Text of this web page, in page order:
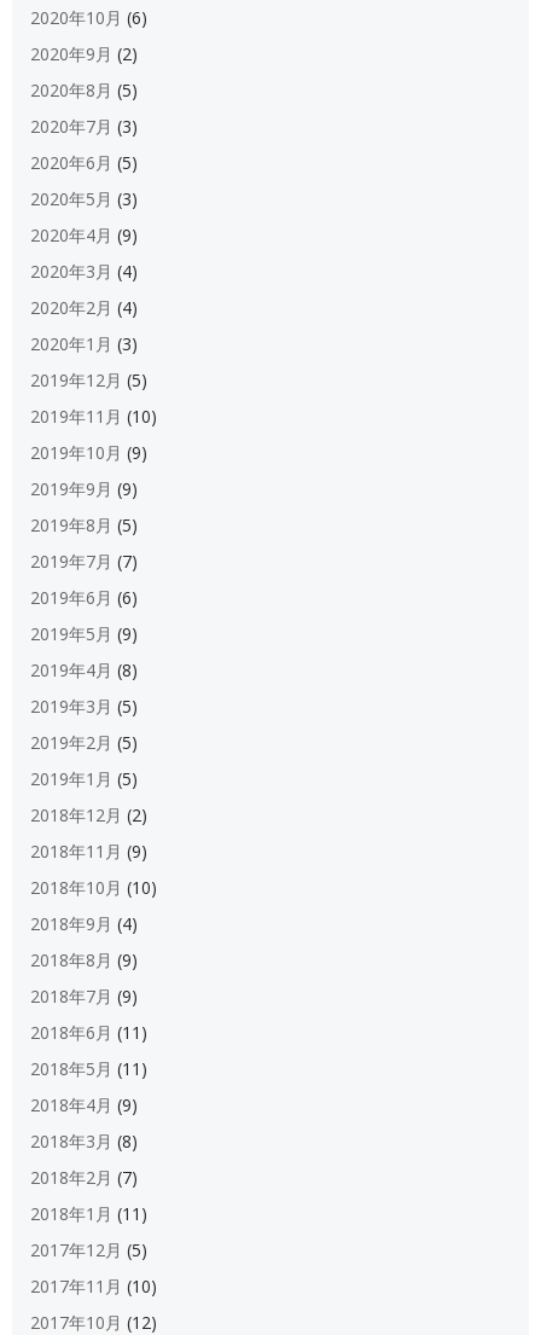
2020年10月 (6)
2020年9月 (2)
2020年8月 (5)
2020年7月 (3)
2020年6月 (5)
2020年5月 (3)
2020年4月 (9)
2020年3月 (4)
2020年2月 (4)
2020年1月 (3)
2019年12月 (5)
2019年11月 (10)
2019年10月 (9)
2019年9月 (9)
2019年8月 (5)
2019年7月 (7)
2019年6月 (6)
2019年5月 (9)
2019年4月 (8)
2019年3月 (5)
2019年2月 (5)
2019年1月 (5)
2018年12月 (2)
2018年11月 (9)
2018年10月 (10)
2018年9月 (4)
2018年8月 (9)
2018年7月 (9)
2018年6月 (11)
2018年5月 (11)
2018年4月 (9)
2018年3月 (8)
2018年2月 (7)
2018年1月 (11)
2017年12月 (5)
2017年11月 (10)
2017年10月 (12)